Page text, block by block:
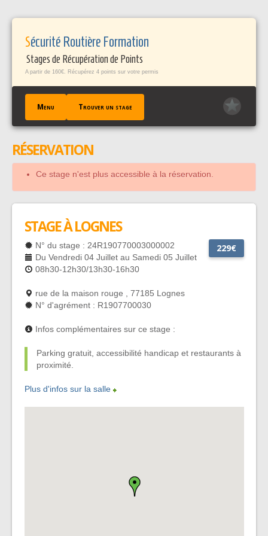
Sécurité Routière Formation
Stages de Récupération de Points
A partir de 160€. Récupérez 4 points sur votre permis
Menu Trouver un stage
ACCUEIL
TROUVER UN STAGE
EN SAVOIR +
RÉSERVATION
Ce stage n'est plus accessible à la réservation.
STAGE À LOGNES
229€
N° du stage : 24R190770003000002
Du Vendredi 04 Juillet au Samedi 05 Juillet
08h30-12h30/13h30-16h30
rue de la maison rouge , 77185 Lognes
N° d'agrément : R1907700030
Infos complémentaires sur ce stage :
Parking gratuit, accessibilité handicap et restaurants à
proximité.
Plus d'infos sur la salle